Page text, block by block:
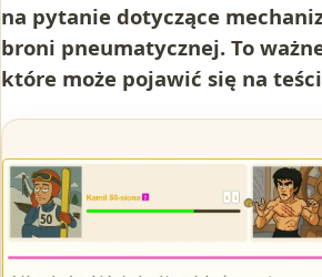
na pytanie dotyczące
broni pneumatycznej. To
które może pojawić się na